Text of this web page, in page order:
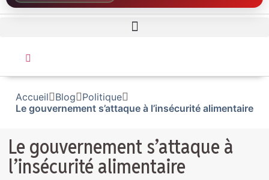
Accueil Blog
Politique
Le gouvernement s’attaque à l’insécurité alimentaire
Le gouvernement s’attaque à
l’insécurité alimentaire